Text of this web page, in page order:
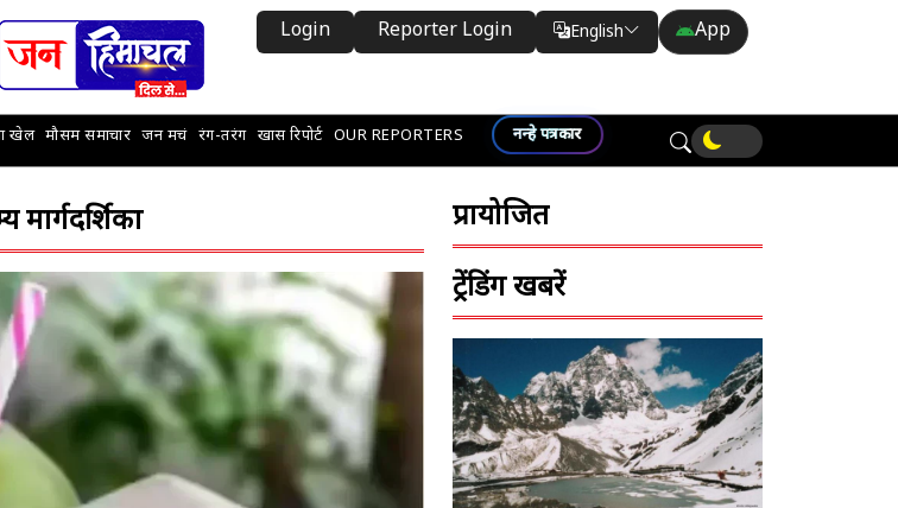
Login Reporter Login English
Translate
App
खेल मौसम समाचार जन मचं रंग-तरंग खास रिपोर्ट OUR REPORTERS नन्हे पत्रकार
प्रायोजित
ट्रेंडिंग खबरें